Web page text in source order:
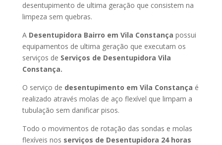
desentupimento de ultima geração que consistem na
limpeza sem quebras.
A Desentupidora Bairro em Vila Constança possui
equipamentos de ultima geração que executam os
serviços de Serviços de Desentupidora Vila
Constança.
O serviço de desentupimento em Vila Constança é
realizado através molas de aço flexível que limpam a
tubulação sem danificar pisos.
Todo o movimentos de rotação das sondas e molas
flexíveis nos serviços de Desentupidora 24 horas